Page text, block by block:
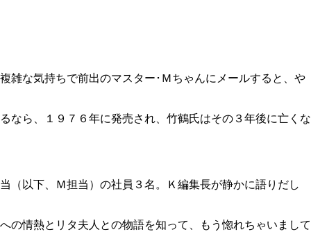
雑な気持ちで前出のマスター･Ｍちゃんにメールすると、や
なら、１９７６年に発売され、竹鶴氏はその３年後に亡くな
（以下、Ｍ担当）の社員３名。Ｋ編集長が静かに語りだし
の情熱とリタ夫人との物語を知って、もう惚れちゃいまして